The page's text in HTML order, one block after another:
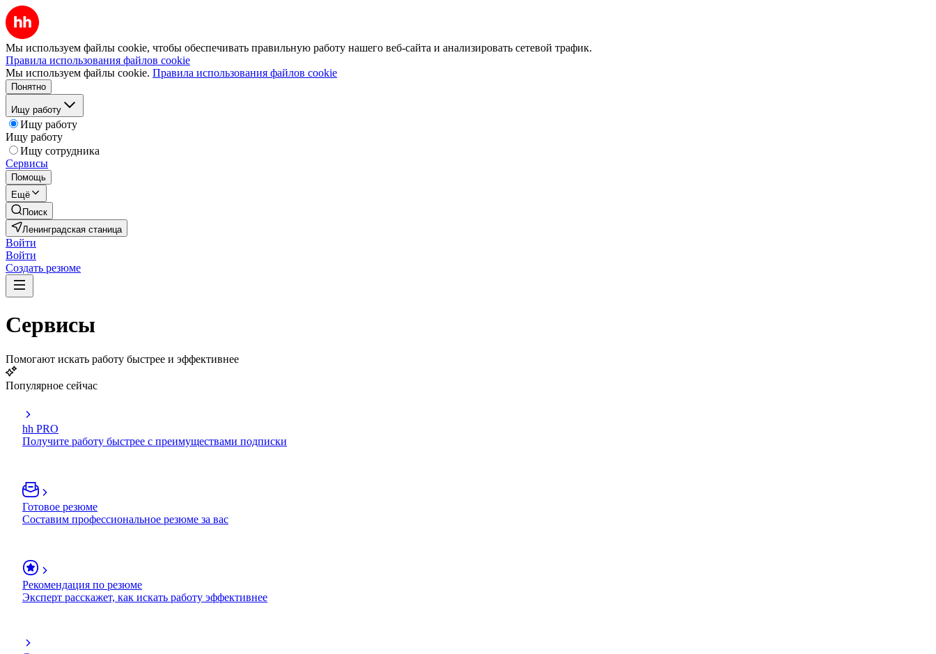
Мы используем файлы cookie, чтобы обеспечивать правильную работу нашего веб-сайта и анализировать сетевой трафик.
Правила использования файлов cookie
Мы используем файлы cookie. Правила использования файлов cookie
Понятно
Ищу работу
Ищу работу
Ищу работу
Ищу сотрудника
Сервисы
Помощь
Ещё
Поиск
Ленинградская станица
Войти
Войти
Создать резюме
Сервисы
Помогают искать работу быстрее и эффективнее
Популярное сейчас
hh PRO
Получите работу быстрее с преимуществами подписки
Готовое резюме
Составим профессиональное резюме за вас
Рекомендация по резюме
Эксперт расскажет, как искать работу эффективнее